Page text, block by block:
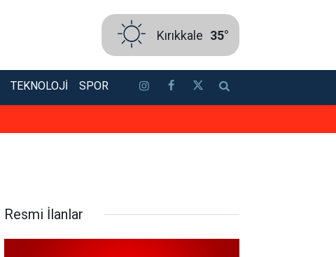
Kırıkkale 35°
TEKNOLOJI SPOR
Resmi İlanlar